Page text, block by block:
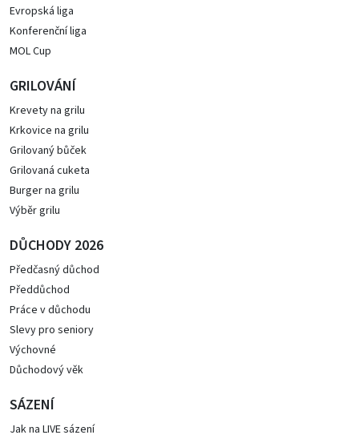
Evropská liga
Konferenční liga
MOL Cup
GRILOVÁNÍ
Krevety na grilu
Krkovice na grilu
Grilovaný bůček
Grilovaná cuketa
Burger na grilu
Výběr grilu
DŮCHODY 2026
Předčasný důchod
Předdůchod
Práce v důchodu
Slevy pro seniory
Výchovné
Důchodový věk
SÁZENÍ
Jak na LIVE sázení